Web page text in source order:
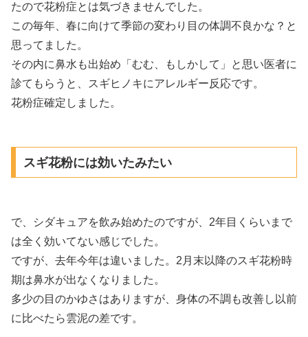
たので花粉症とは気づきませんでした。
この毎年、春に向けて季節の変わり目の体調不良かな？と
思ってました。
その内に鼻水も出始め「むむ、もしかして」と思い医者に
診てもらうと、スギヒノキにアレルギー反応です。
花粉症確定しました。
スギ花粉には効いたみたい
で、シダキュアを飲み始めたのですが、2年目くらいまで
は全く効いてない感じでした。
ですが、去年今年は違いました。2月末以降のスギ花粉時
期は鼻水が出なくなりました。
多少の目のかゆさはありますが、身体の不調も改善し以前
に比べたら雲泥の差です。